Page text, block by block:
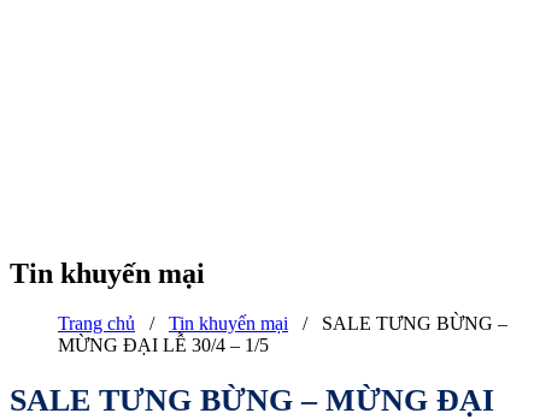
Tin khuyến mại
Trang chủ / Tin khuyến mại / SALE TƯNG BỪNG –
MỪNG ĐẠI LỄ 30/4 – 1/5
SALE TƯNG BỪNG – MỪNG ĐẠI